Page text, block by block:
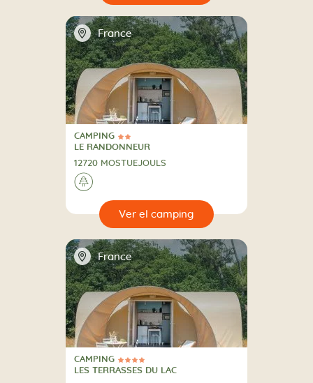
📍 France
2 Estrellas
CAMPING
CAMPING
LE RANDONNEUR
12720 MOSTUEJOULS
🌲
📍 France
4 Estrellas
CAMPING
CAMPING
LES TERRASSES DU LAC